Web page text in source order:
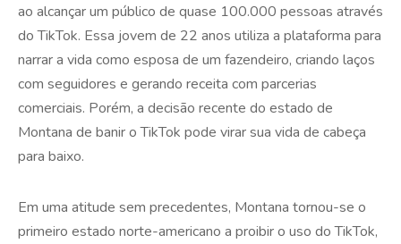
ao alcançar um público de quase 100.000 pessoas através
do TikTok. Essa jovem de 22 anos utiliza a plataforma para
narrar a vida como esposa de um fazendeiro, criando laços
com seguidores e gerando receita com parcerias
comerciais. Porém, a decisão recente do estado de
Montana de banir o TikTok pode virar sua vida de cabeça
para baixo.
Em uma atitude sem precedentes, Montana tornou-se o
primeiro estado norte-americano a proibir o uso do TikTok,